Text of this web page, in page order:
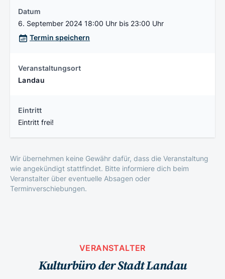
Datum
6. September 2024 18:00 Uhr bis 23:00 Uhr
Termin speichern
Veranstaltungsort
Landau
Eintritt
Eintritt frei!
Wir übernehmen keine Gewähr dafür, dass die Veranstaltung
wie angekündigt stattfindet. Bitte informiere dich beim
Veranstalter über eventuelle Absagen oder
Terminverschiebungen.
VERANSTALTER
Kulturbüro der Stadt Landau